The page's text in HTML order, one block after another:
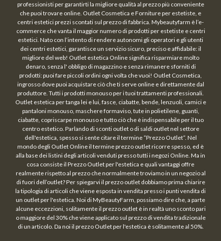
professionisti per garantirti la migliore qualità al prezzo più conveniente
che puoi trovare online. Outlet Cosmetica e Forniture per estetiste, e
centri estetici prezzi scontati sul prezzo di fabbrica. Mybeautyfarm è l’e-
commerce che vanta il maggior numero di prodotti per estetiste e centri
estetici. Nato con l’intento di rendere autonomi gli operatori e gli utenti
dei centri estetici, garantisce un servizio sicuro, preciso e affidabile: il
migliore del web! Outlet estetica Online significa risparmiare molto
denaro, senza l' obbligo di magazzino e senza rimanere sforniti di
prodotti: puoi fare piccoli ordini ogni volta che vuoi! Outlet Cosmetica,
ingrosso dove puoi acquistare ciò che ti serve online e direttamente dal
produttore. Tutti i prodotti monouso per i tuoi trattamenti professionali.
Outlet estetica per tanga lei e lui, fasce, ciabatte, bende, lenzuoli, camici e
pantaloni monouso, maschere formaviso, tute in polietilene, guanti,
ciabatte, copriscarpe monouso e tutto ciò che è indispensabile per il tuo
centro estetico. Parlando di sconti outlet o di saldi outlet nel settore
dell'estetica, spesso si sente citare il termine “Prezzo Outlet“. Nel
mondo degli Outlet Online il termine prezzo outlet ricorre spesso, ed è
alla base dei listini degli articoli venduti presso tutti i negozi Online. Ma in
cosa consiste il Prezzo Outlet per l'estetica e quali vantaggi offre
realmente rispetto al prezzo che normalmente troviamo in un negozio al
di fuori dell’outlet? Per spiegarvi il prezzo outlet dobbiamo prima chiarire
la tipologia di articoli che viene esposta in vendita presso i punti vendita di
un outlet per l'estetica. Noi di MyBeautyFarm, possiamo dire che, a parte
alcune eccezzioni, solitamente il prezzo outlet è in realtà uno sconto pari
o maggiore del 30% che viene applicato sul prezzo di vendita tradizionale
di un articolo. Da noi il prezzo Outlet per l'estetica è solitamente al 50%.